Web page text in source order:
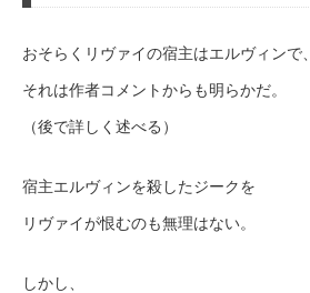
おそらくリヴァイの宿主はエルヴィンで、
それは作者コメントからも明らかだ。
（後で詳しく述べる）
宿主エルヴィンを殺したジークを
リヴァイが恨むのも無理はない。
しかし、